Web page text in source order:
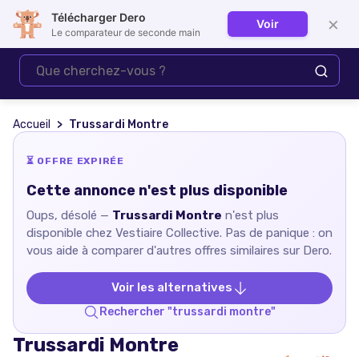
Se connecter
Accueil Trussardi Montre
⏳ OFFRE EXPIRÉE
Cette annonce n'est plus disponible
Oups, désolé — Trussardi Montre n'est plus
disponible chez Vestiaire Collective. Pas de panique : on
vous aide à comparer d'autres offres similaires sur Dero.
Voir les alternatives
Rechercher "trussardi montre"
Trussardi Montre
Télécharger Dero
Le comparateur de seconde main
Voir ×